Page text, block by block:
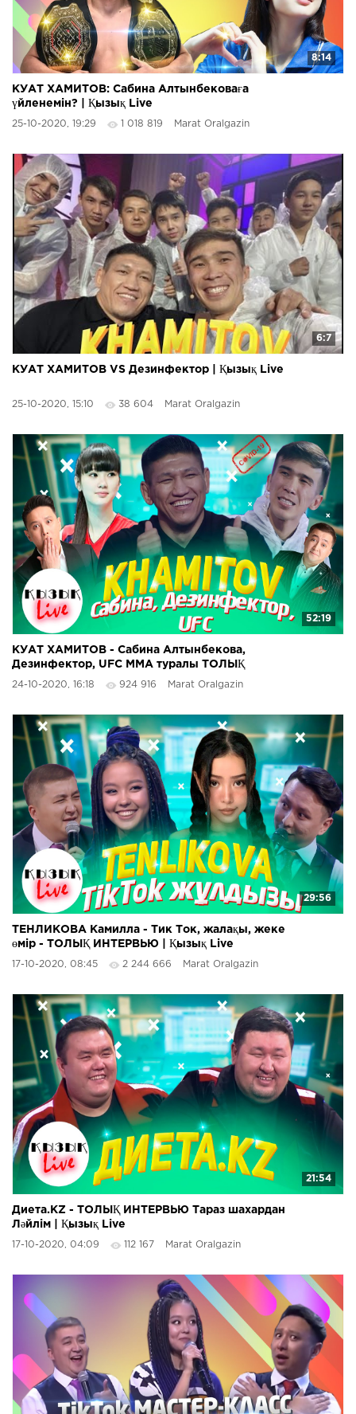
8:14
КУАТ ХАМИТОВ: Сабина Алтынбековаға
үйленемін? | Қызық Live
25-10-2020, 19:29 1 018 819 Marat Oralgazin
6:7
КУАТ ХАМИТОВ VS Дезинфектор | Қызық Live
25-10-2020, 15:10 38 604 Marat Oralgazin
52:19
КУАТ ХАМИТОВ - Сабина Алтынбекова,
Дезинфектор, UFC MMA туралы ТОЛЫҚ
ИНТЕРВЬЮ | Қызық Live
24-10-2020, 16:18 924 916 Marat Oralgazin
29:56
ТЕНЛИКОВА Камилла - Тик Ток, жалақы, жеке
өмір - ТОЛЫҚ ИНТЕРВЬЮ | Қызық Live
17-10-2020, 08:45 2 244 666 Marat Oralgazin
21:54
Диета.KZ - ТОЛЫҚ ИНТЕРВЬЮ Тараз шахардан
Ләйлім | Қызық Live
17-10-2020, 04:09 112 167 Marat Oralgazin